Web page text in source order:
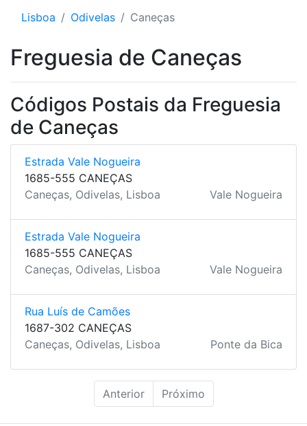
Lisboa Odivelas Caneças
Freguesia de Caneças
Códigos Postais da Freguesia
de Caneças
Estrada Vale Nogueira
1685-555 CANEÇAS
Caneças, Odivelas, Lisboa
Vale Nogueira
Estrada Vale Nogueira
1685-555 CANEÇAS
Caneças, Odivelas, Lisboa
Vale Nogueira
Rua Luís de Camões
1687-302 CANEÇAS
Caneças, Odivelas, Lisboa
Ponte da Bica
Anterior Próximo